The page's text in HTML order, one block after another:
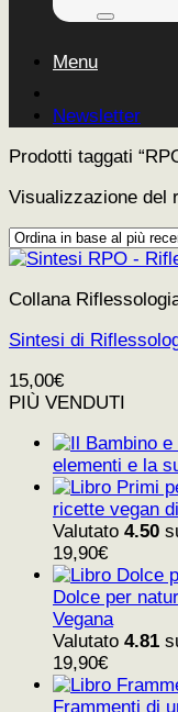
Menu
Newsletter
Prodotti taggati
Visualizzazione del
Collana
Sintesi di
15,00€
PIÙ VENDUTI
elementi e la
ricette vegan
Valutato 4.50
19,90€
Dolce per
Vegana
Valutato 4.81
19,90€
Frammenti di